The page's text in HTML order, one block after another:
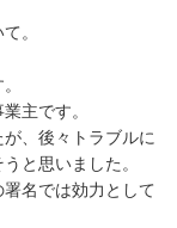
。
主です。
、後々トラブルに
と思いました。
名では効力として